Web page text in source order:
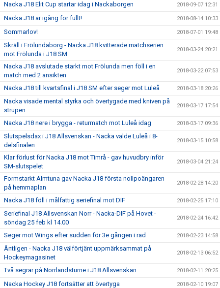
Nacka J18 Elit Cup startar idag i Nackaborgen 2018-09-07 12:31
Nacka J18 är igång för fullt! 2018-08-14 10:33
Sommarlov! 2018-07-01 19:48
Skräll i Frölundaborg - Nacka J18 kvitterade matchserien
mot Frölunda i J18 SM
2018-03-24 20:21
Nacka J18 avslutade starkt mot Frölunda men föll i en
match med 2 ansikten
2018-03-22 07:53
Nacka J18 till kvartsfinal i J18 SM efter seger mot Luleå 2018-03-18 20:26
Nacka visade mental styrka och övertygade med kniven på
strupen
2018-03-17 17:54
Nacka J18 nere i brygga - returmatch mot Luleå idag 2018-03-17 09:36
Slutspelsdax i J18 Allsvenskan - Nacka valde Luleå i 8-
delsfinalen
2018-03-15 10:58
Klar förlust för Nacka J18 mot Timrå - gav huvudbry inför
SM-slutspelet
2018-03-04 21:24
Formstarkt Almtuna gav Nacka J18 första nollpoängaren
på hemmaplan
2018-02-28 14:20
Nacka J18 föll i målfattig seriefinal mot DIF 2018-02-25 17:10
Seriefinal J18 Allsvenskan Norr - Nacka-DIF på Hovet -
söndag 25 feb kl 14.00
2018-02-24 16:42
Seger mot Wings efter sudden för 3e gången i rad 2018-02-23 14:58
Äntligen - Nacka J18 välförtjänt uppmärksammat på
Hockeymagasinet
2018-02-13 06:52
Två segrar på Norrlandsturne i J18 Allsvenskan 2018-02-11 20:25
Nacka Hockey J18 fortsätter att övertyga 2018-02-10 19:07